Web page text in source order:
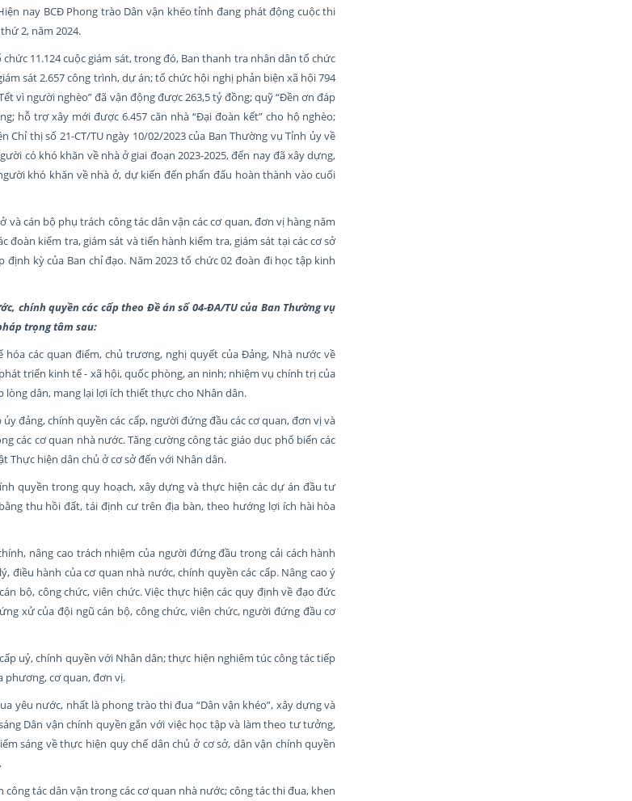
nay BCĐ Phong trào Dân vận khéo tỉnh đang phát động cuộc thi
2, năm 2024.
11.124 cuộc giám sát, trong đó, Ban thanh tra nhân dân tổ chức
sát 2.657 công trình, dự án; tổ chức hội nghị phản biện xã hội 794
vì người nghèo” đã vận động được 263,5 tỷ đồng; quỹ “Đền ơn đáp
hỗ trợ xây mới được 6.457 căn nhà “Đại đoàn kết” cho hộ nghèo;
thị số 21-CT/TU ngày 10/02/2023 của Ban Thường vụ Tỉnh ủy về
có khó khăn về nhà ở giai đoạn 2023-2025, đến nay đã xây dựng,
khó khăn về nhà ở, dự kiến đến phấn đấu hoàn thành vào cuối
cán bộ phụ trách công tác dân vận các cơ quan, đơn vị hàng năm
kiểm tra, giám sát và tiến hành kiểm tra, giám sát tại các cơ sở
kỳ của Ban chỉ đạo. Năm 2023 tổ chức 02 đoàn đi học tập kinh
chính quyền các cấptheo Đề án số 04-ĐA/TU của Ban Thường vụ
trọng tâm sau:
các quan điểm, chủ trương, nghị quyết của Đảng, Nhà nước về
triển kinh tế - xã hội, quốc phòng, an ninh; nhiệm vụ chính trị của
dân, mang lại lợi ích thiết thực cho Nhân dân.
đảng, chính quyền các cấp, người đứng đầu các cơ quan, đơn vị và
các cơ quan nhà nước. Tăng cường công tác giáo dục phổ biến các
Thực hiện dân chủ ở cơ sở đến với Nhân dân.
quyền trong quy hoạch, xây dựng và thực hiện các dự án đầu tư
thu hồi đất, tái định cư trên địa bàn, theo hướng lợi ích hài hòa
nâng cao trách nhiệm của người đứng đầu trong cải cách hành
điều hành của cơ quan nhà nước, chính quyền các cấp. Nâng cao ý
bộ, công chức, viên chức. Việc thực hiện các quy định về đạo đức
xử của đội ngũ cán bộ, công chức, viên chức, người đứng đầu cơ
uỷ, chính quyền với Nhân dân; thực hiện nghiêm túc công tác tiếp
phương, cơ quan, đơn vị.
yêu nước, nhất là phong trào thi đua “Dân vận khéo”, xây dựng và
Dân vận chính quyền gắn với việc học tập và làm theo tư tưởng,
sáng về thực hiện quy chế dân chủ ở cơ sở, dân vận chính quyền
tác dân vận trong các cơ quan nhà nước; công tác thi đua, khen